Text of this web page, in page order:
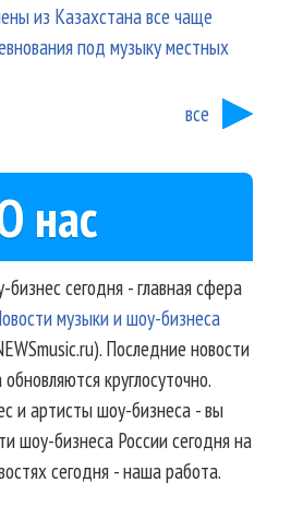
из Казахстана все чаще
под музыку местных
все
нас
сегодня - главная сфера
музыки и шоу-бизнеса
Последние новости
круглосуточно.
и артисты шоу-бизнеса - вы
шоу-бизнеса России сегодня на
сегодня - наша работа.